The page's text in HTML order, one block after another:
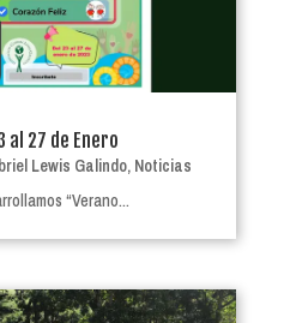
27 de Enero
Lewis Galindo, Noticias
“Verano...